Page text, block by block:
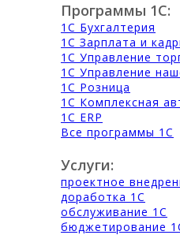
Программы 1С:
1С Бухгалтерия
1С Зарплата и
1С Управление
1С Управление
1С Розница
1С Комплексная
1С ERP
Все программы 1С
Услуги:
проектное
доработка 1С
обслуживание 1С
бюджетирование